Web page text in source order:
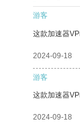
游客
这款加速器
2024-09-18
游客
这款加速器
2024-09-18